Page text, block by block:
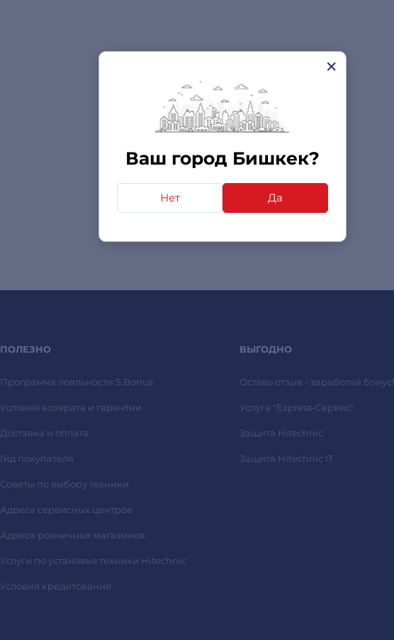
Ваш город Бишкек?
Нет Да
ПОЛЕЗНО
Программа лояльности S.Bonus
Условия возврата и гарантии
Доставка и оплата
Гид покупателя
Советы по выбору техники
Адреса сервисных центров
Адреса розничных магазинов
Услуги по установке техники Hitechnic
Условия кредитования
ВЫГОДНО
Оставь отзыв - заработай бонус!
Услуга "Express-Сервис"
Защита Hitechnic
Защита Hitechnic IT